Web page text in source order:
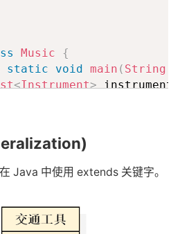
搜
Music
{
static void main ( String
<Instrument> instruments
instrument
.
Java 中使用 extends 关键字。